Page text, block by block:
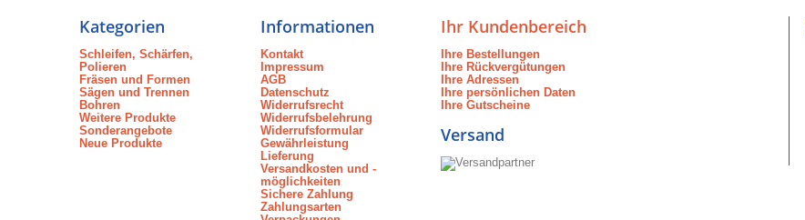
Kategorien
Schleifen, Schärfen,
Polieren
Fräsen und Formen
Sägen und Trennen
Bohren
Weitere Produkte
Sonderangebote
Neue Produkte
Informationen
Kontakt
Impressum
AGB
Datenschutz
Widerrufsrecht
Widerrufsbelehrung
Widerrufsformular
Gewährleistung
Lieferung
Versandkosten und -
möglichkeiten
Sichere Zahlung
Zahlungsarten
Ihr Kundenbereich
Ihre Bestellungen
Ihre Rückvergütungen
Ihre Adressen
Ihre persönlichen Daten
Ihre Gutscheine
Versand